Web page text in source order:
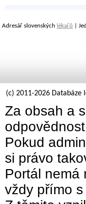
Adresář slovenských lékařů |
(c) 2011-2026 Databáze
Za obsah a
Pokud
si právo
Portál nemá
vždy přímo s